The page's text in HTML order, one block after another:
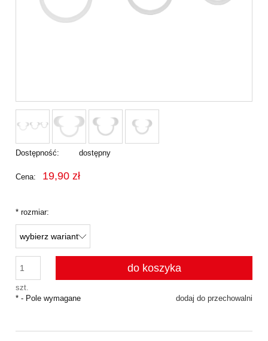
Dostępność: dostępny
Cena: 19,90 zł
* rozmiar:
szt.
do koszyka
dodaj do przechowalni
* - Pole wymagane